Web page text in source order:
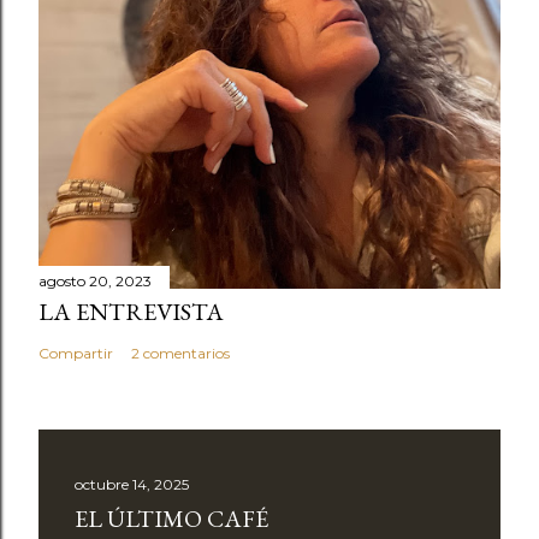
agosto 20, 2023
LA ENTREVISTA
Compartir 2 comentarios
octubre 14, 2025
EL ÚLTIMO CAFÉ